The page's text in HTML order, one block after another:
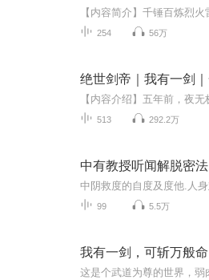
254 56万
513 292.2万
中有教授听闻解脱密法
99 5.5万
我有一剑，可斩万般命